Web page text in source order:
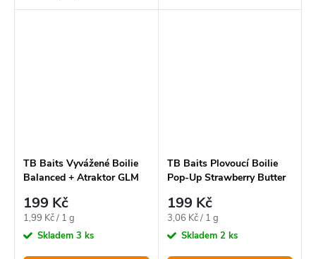
čistokrevná masovka. Proto
TB Baits Vyvážené Boilie
Balanced + Atraktor GLM
20 mm
199 Kč
Měrná
cena:
1,99 Kč / 1 g
Skladem 3 ks
TB Baits Plovoucí Boilie
Pop-Up Strawberry Butter
199 Kč
Měrná
cena:
3,06 Kč / 1 g
Skladem 2 ks